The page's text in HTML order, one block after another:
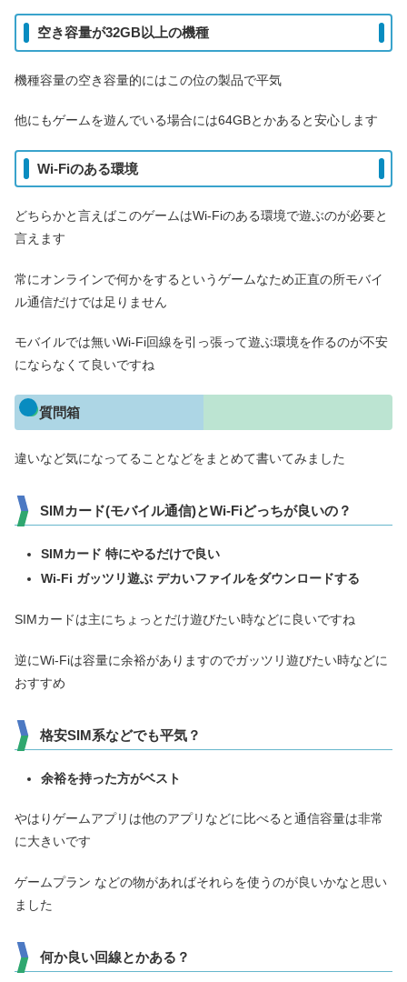
空き容量が32GB以上の機種
機種容量の空き容量的にはこの位の製品で平気
他にもゲームを遊んでいる場合には64GBとかあると安心します
Wi-Fiのある環境
どちらかと言えばこのゲームはWi-Fiのある環境で遊ぶのが必要と
言えます
常にオンラインで何かをするというゲームなため正直の所モバイ
ル通信だけでは足りません
モバイルでは無いWi-Fi回線を引っ張って遊ぶ環境を作るのが不安
にならなくて良いですね
質問箱
違いなど気になってることなどをまとめて書いてみました
SIMカード(モバイル通信)とWi-Fiどっちが良いの？
SIMカード 特にやるだけで良い
Wi-Fi ガッツリ遊ぶ デカいファイルをダウンロードする
SIMカードは主にちょっとだけ遊びたい時などに良いですね
逆にWi-Fiは容量に余裕がありますのでガッツリ遊びたい時などに
おすすめ
格安SIM系などでも平気？
余裕を持った方がベスト
やはりゲームアプリは他のアプリなどに比べると通信容量は非常
に大きいです
ゲームプラン などの物があればそれらを使うのが良いかなと思い
ました
何か良い回線とかある？